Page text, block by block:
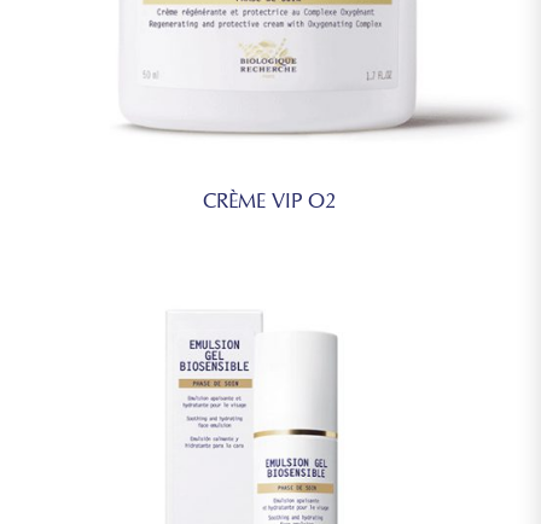
CRÈME VIP O2